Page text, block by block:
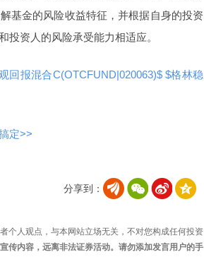
基金的风险收益特征，并根据自身的投资
投资人的风险承受能力相适应。
回报混合C(OTCFUND|020063)$$格林稳
定>>
分享到：
个人观点，与本网站立场无关，不对您构成任何投资
传内容，远离非法证券活动。请勿添加发言用户的手